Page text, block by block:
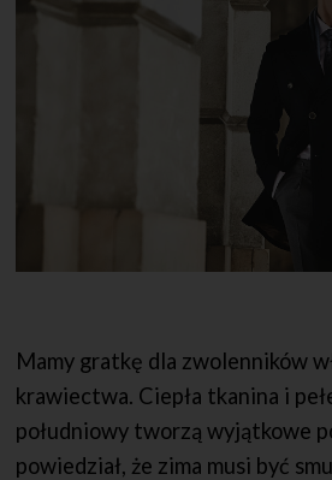
Mamy gratkę dla zwolenników
krawiectwa. Ciepła tkanina i
południowy tworzą wyjątkowe
powiedział, że zima musi być